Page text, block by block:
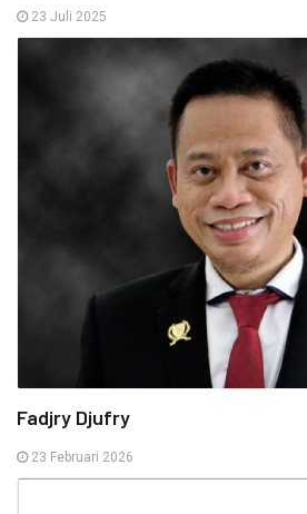
23 Juli 2025
Fadjry Djufry
23 Februari 2026